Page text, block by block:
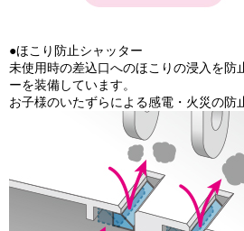
●ほこり防止シャッター
未使用時の差込口へのほこりの浸入を防
ーを装備しています。
お子様のいたずらによる感電・火災の防